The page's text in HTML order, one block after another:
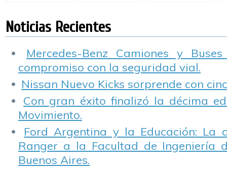
Noticias Recientes
Mercedes-Benz Camiones y
compromiso con la seguridad vial.
Nissan Nuevo Kicks sorprende con
Con gran éxito finalizó la décima
Movimiento.
Ford Argentina y la Educación: La
Ranger a la Facultad de Ingeniería
Buenos Aires.